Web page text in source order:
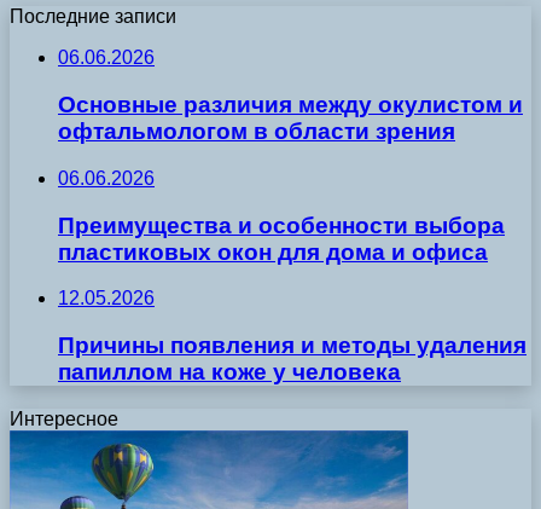
Последние записи
06.06.2026
Основные различия между окулистом и
офтальмологом в области зрения
06.06.2026
Преимущества и особенности выбора
пластиковых окон для дома и офиса
12.05.2026
Причины появления и методы удаления
папиллом на коже у человека
Интересное